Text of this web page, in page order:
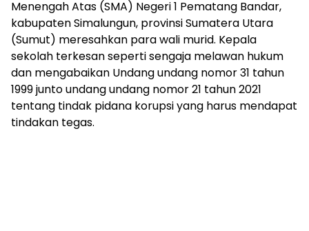
Menengah Atas (SMA) Negeri 1 Pematang Bandar,
kabupaten Simalungun, provinsi Sumatera Utara
(Sumut) meresahkan para wali murid. Kepala
sekolah terkesan seperti sengaja melawan hukum
dan mengabaikan Undang undang nomor 31 tahun
1999 junto undang undang nomor 21 tahun 2021
tentang tindak pidana korupsi yang harus mendapat
tindakan tegas.